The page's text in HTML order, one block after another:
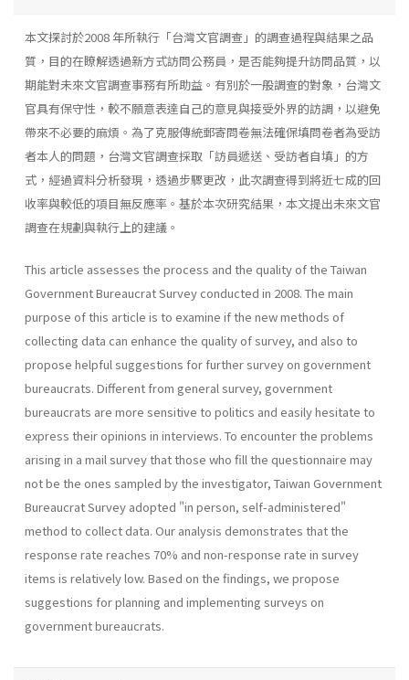
本文探討於2008 年所執行「台灣文官調查」的調查過程與結果之品
質，目的在瞭解透過新方式訪問公務員，是否能夠提升訪問品質，以
期能對未來文官調查事務有所助益。有別於一般調查的對象，台灣文
官具有保守性，較不願意表達自己的意見與接受外界的訪調，以避免
帶來不必要的麻煩。為了克服傳統郵寄問卷無法確保填問卷者為受訪
者本人的問題，台灣文官調查採取「訪員遞送、受訪者自填」的方
式，經過資料分析發現，透過步驟更改，此次調查得到將近七成的回
收率與較低的項目無反應率。基於本次研究結果，本文提出未來文官
調查在規劃與執行上的建議。
This article assesses the process and the quality of the Taiwan
Government Bureaucrat Survey conducted in 2008. The main
purpose of this article is to examine if the new methods of
collecting data can enhance the quality of survey, and also to
propose helpful suggestions for further survey on government
bureaucrats. Different from general survey, government
bureaucrats are more sensitive to politics and easily hesitate to
express their opinions in interviews. To encounter the problems
arising in a mail survey that those who fill the questionnaire may
not be the ones sampled by the investigator, Taiwan Government
Bureaucrat Survey adopted "in person, self-administered"
method to collect data. Our analysis demonstrates that the
response rate reaches 70% and non-response rate in survey
items is relatively low. Based on the findings, we propose
suggestions for planning and implementing surveys on
government bureaucrats.